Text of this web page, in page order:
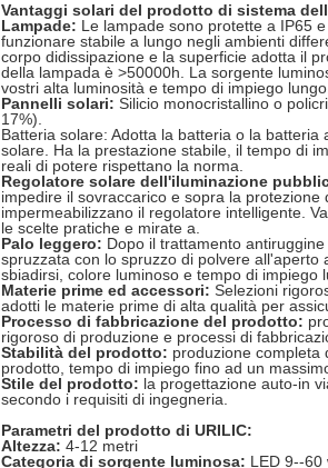
Vantaggi solari del prodotto di sistema
Lampade: Le lampade sono protette a IP65
funzionare stabile a lungo negli ambienti
corpo didissipazione e la superficie adotta il
della lampada è >50000h. La sorgente
vostri alta luminosità e tempo di impiego
Pannelli solari: Silicio monocristallino o
17%).
Batteria solare: Adotta la batteria o la
solare. Ha la prestazione stabile, il tempo di
reali di potere rispettano la norma.
Regolatore solare dell'iluminazione
impedire il sovraccarico e sopra la
impermeabilizzano il regolatore intelligente.
le scelte pratiche e mirate a.
Palo leggero: Dopo il trattamento
spruzzata con lo spruzzo di polvere
sbiadirsi, colore luminoso e tempo di impiego
Materie prime ed accessori: Selezioni
adotti le materie prime di alta qualità per
Processo di fabbricazione del prodotto:
rigoroso di produzione e processi di
Stabilità del prodotto: produzione completa
prodotto, tempo di impiego fino ad un
Stile del prodotto: la progettazione auto-in
secondo i requisiti di ingegneria.
Parametri del prodotto di URILIC:
Altezza: 4-12 metri
Categoria di sorgente luminosa: LED 9--60